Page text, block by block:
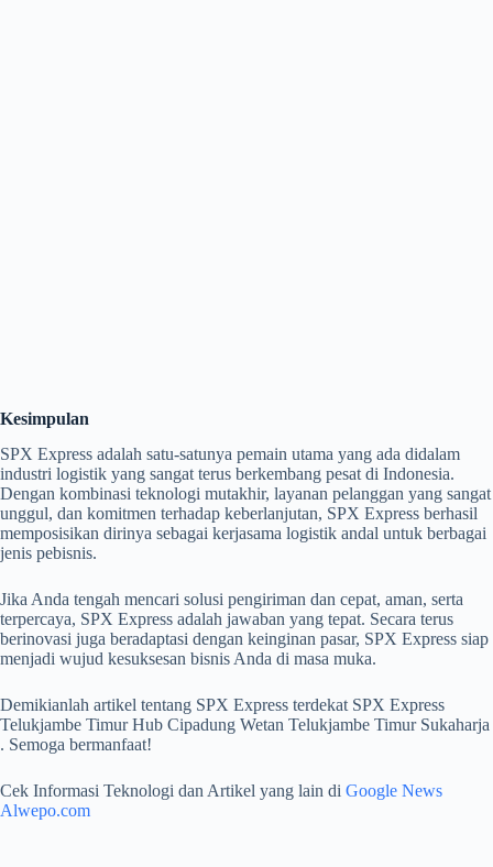
Kesimpulan
SPX Express adalah satu-satunya pemain utama yang ada didalam
industri logistik yang sangat terus berkembang pesat di Indonesia.
Dengan kombinasi teknologi mutakhir, layanan pelanggan yang sangat
unggul, dan komitmen terhadap keberlanjutan, SPX Express berhasil
memposisikan dirinya sebagai kerjasama logistik andal untuk berbagai
jenis pebisnis.
Jika Anda tengah mencari solusi pengiriman dan cepat, aman, serta
terpercaya, SPX Express adalah jawaban yang tepat. Secara terus
berinovasi juga beradaptasi dengan keinginan pasar, SPX Express siap
menjadi wujud kesuksesan bisnis Anda di masa muka.
Demikianlah artikel tentang SPX Express terdekat SPX Express
Telukjambe Timur Hub Cipadung Wetan Telukjambe Timur Sukaharja
. Semoga bermanfaat!
Cek Informasi Teknologi dan Artikel yang lain di Google News
Alwepo.com